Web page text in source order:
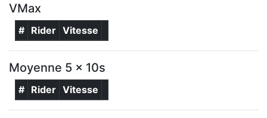
VMax
# Rider Vitesse
Moyenne 5 x 10s
# Rider Vitesse